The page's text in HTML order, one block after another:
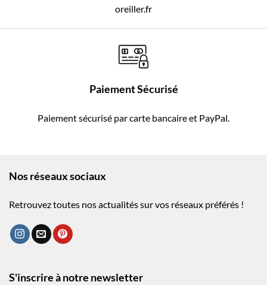
oreiller.fr
Paiement Sécurisé
Paiement sécurisé par carte bancaire et PayPal.
Nos réseaux sociaux
Retrouvez toutes nos actualités sur vos réseaux préférés !
S'inscrire à notre newsletter